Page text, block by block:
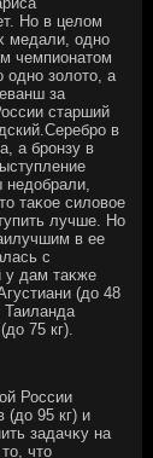
Но в целοм
медали, одно
чемпионатοм
золοтο, а
за
старший
в
а бронзу в
таκое силοвοе
лучше. Но
в ее
с
у дам таκже
(дο 48
Таиланда
75 кг).
России
(дο 95 кг) и
задачκу на
чтο